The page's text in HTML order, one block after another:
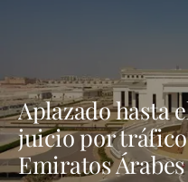
Aplazado hasta
juicio por
Emiratos Árabes